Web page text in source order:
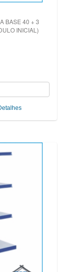
BASE 40 + 3
INICIAL)